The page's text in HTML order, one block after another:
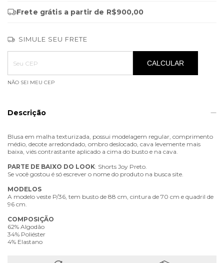
Frete grátis a partir de R$900,00
SIMULE SEU FRETE
Entregas para o CEP:
ALTERAR CEP
CALCULAR
NÃO SEI MEU CEP
Descrição
Blusa em malha texturizada, possui modelagem regular, comprimento
médio, decote arredondado, ombro deslocado, cava levemente mais
baixa, viés contrastante aplicado a cima do busto e na cava.
PARTE DE BAIXO DO LOOK: Shorts Joy Preto.
Se você gostou é só escrever o nome do produto na busca site.
MODELOS
A modelo veste P/36, tem busto de 88 cm, cintura de 70 cm e quadril de
96 cm.
COMPOSIÇÃO
62% Algodão
34% Poliéster
4% Elastano